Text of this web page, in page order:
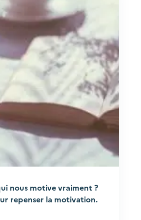
nous motive vraiment ?
repenser la motivation.